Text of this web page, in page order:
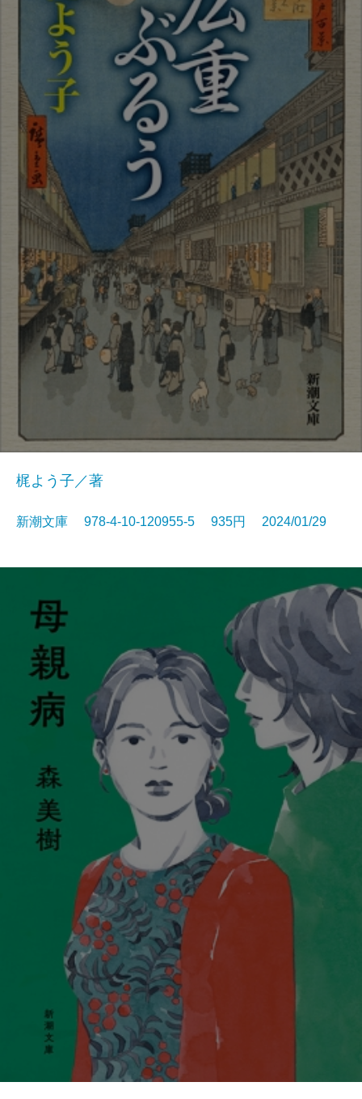
梶よう子／著
新潮文庫 978-4-10-120955-5 935円 2024/01/29